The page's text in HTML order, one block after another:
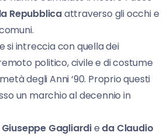
Repubblicaattraverso gli occhi e
si intreccia con quella dei
politico, civile e di costume
degli Anni ‘90. Proprio questi
un marchio al decennio in
Gagliardie da Claudio